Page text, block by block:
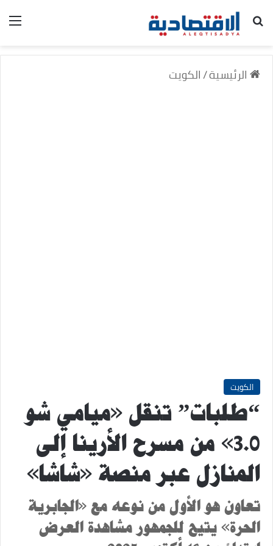
بحث عن
الرئيسية/الكويت
الكويت
“طلبات” تنقل «ميامي شو
3.0» من مسرح الأرينا إلى
المنازل عبر منصة «شاشا»
تعاون هو الأول من نوعه مع «الجابرية
الحرة» يتيح للجمهور مشاهدة العرض